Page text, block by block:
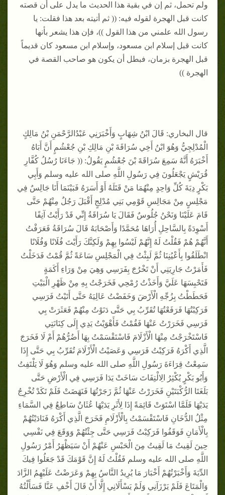
ولم تحمل، ثم إن في بقية هذا الحديث ما يدل على أن قصته
كانت قبل الهجرة لقوله فيه: (( ثم أتيته بعد هذا فقلت: يا
رسول الله علمني من هذا القول ))، فإن هذا يشعر بأنها
كانت قبل إسلام ابن مسعود، وإسلام ابن مسعود كان قديماً
قبل الهجرة بزمان، فبطل أن يكون هو صاحب القصة في
الهجرة ))
قال البخاري: قَالَ ابْنُ شِهَابٍ وَأَخْبَرَنِي عَبْدُالرَّحْمَنِ بْنُ مَالِكٍ
الْمُدْلِجِيُّ وَهُوَ ابْنُ أَخِي سُرَاقَةَ بْنِ مَالِكِ بْنِ جُعْشُمٍ أَنَّ أَبَاهُ
أَخْبَرَهُ أَنَّهُ سَمِعَ سُرَاقَةَ بْنَ جُعْشُمٍ يَقُولُ: (( جَاءَنَا رُسُلُ كُفَّارِ
قُرَيْشٍ يَجْعَلُونَ فِي رَسُولِ اللَّهِ صلى الله عليه وسلم وَأَبِي
بَكْرٍ دِيَةَ كُلِّ وَاحِدٍ مِنْهُمَا مَنْ قَتَلَهُ أَوْ أَسَرَهُ فَبَيْنَمَا أَنَا جَالِسٌ فِي
مَجْلِسٍ مِنْ مَجَالِسِ قَوْمِي بَنِي مُدْلِجٍ أَقْبَلَ رَجُلٌ مِنْهُمْ حَتَّى
قَامَ عَلَيْنَا وَنَحْنُ جُلُوسٌ فَقَالَ يَا سُرَاقَةُ إِنِّي قَدْ رَأَيْتُ آنِفًا
أَسْوِدَةً بِالسَّاحِلِ أُرَاهَا مُحَمَّدًا وَأَصْحَابَهُ قَالَ سُرَاقَةُ فَعَرَفْتُ
أَنَّهُمْ هُمْ فَقُلْتُ لَهُ إِنَّهُمْ لَيْسُوا بِهِمْ وَلَكِنَّكَ رَأَيْتَ فُلَانًا وَفُلَانًا
انْطَلَقُوا بِأَعْيُنِنَا ثُمَّ لَبِثْتُ فِي الْمَجْلِسِ سَاعَةً ثُمَّ قُمْتُ فَدَخَلْتُ
فَأَمَرْتُ جَارِيَتِي أَنْ تَخْرُجَ بِفَرَسِي وَهِيَ مِنْ وَرَاءِ أَكَمَةٍ
فَتَحْبِسَهَا عَلَيَّ وَأَخَذْتُ رُمْحِي فَخَرَجْتُ بِهِ مِنْ ظَهْرِ الْبَيْتِ
فَحَطَطْتُ بِزُجِّهِ الْأَرْضَ وَخَفَضْتُ عَالِيَهُ حَتَّى أَتَيْتُ فَرَسِي
فَرَكِبْتُهَا فَرَفَعْتُهَا تُقَرِّبُ بِي حَتَّى دَنَوْتُ مِنْهُمْ فَعَثَرَتْ بِي
فَرَسِي فَخَرَرْتُ عَنْهَا فَقُمْتُ فَأَهْوَيْتُ يَدِي إِلَى كِنَانَتِي
فَاسْتَخْرَجْتُ مِنْهَا الْأَزْلَامَ فَاسْتَقْسَمْتُ بِهَا أَضُرُّهُمْ أَمْ لَا فَخَرَجَ
الَّذِي أَكْرَهُ فَرَكِبْتُ فَرَسِي وَعَصَيْتُ الْأَزْلَامَ تُقَرِّبُ بِي حَتَّى إِذَا
سَمِعْتُ قِرَاءَةَ رَسُولِ اللَّهِ صلى الله عليه وسلم وَهُوَ لَا يَلْتَفِتُ
وَأَبُو بَكْرٍ يُكْثِرُ الِالْتِفَاتَ سَاخَتْ يَدَا فَرَسِي فِي الْأَرْضِ حَتَّى
بَلَغَتَا الرُّكْبَتَيْنِ فَخَرَرْتُ عَنْهَا ثُمَّ زَجَرْتُهَا فَنَهَضَتْ فَلَمْ تَكَدْ تُخْرِجُ
يَدَيْهَا فَلَمَّا اسْتَوَتْ قَائِمَةً إِذَا لِأَثَرِ يَدَيْهَا عُثَانٌ سَاطِعٌ فِي السَّمَاءِ
مِثْلُ الدُّخَانِ فَاسْتَقْسَمْتُ بِالْأَزْلَامِ فَخَرَجَ الَّذِي أَكْرَهُ فَنَادَيْتُهُمْ
بِالْأَمَانِ فَوَقَفُوا فَرَكِبْتُ فَرَسِي حَتَّى جِئْتُهُمْ وَوَقَعَ فِي نَفْسِي
حِينَ لَقِيتُ مَا لَقِيتُ مِنَ الْحَبْسِ عَنْهُمْ أَنْ سَيَظْهَرُ أَمْرُ رَسُولِ
اللَّهِ صلى الله عليه وسلم فَقُلْتُ لَهُ إِنَّ قَوْمَكَ قَدْ جَعَلُوا فِيكَ
الدِّيَةَ وَأَخْبَرْتُهُمْ أَخْبَارَ مَا يُرِيدُ النَّاسُ بِهِمْ وَعَرَضْتُ عَلَيْهِمُ الزَّادَ
وَالْمَتَاعَ فَلَمْ يَرْزَآنِي وَلَمْ يَسْأَلَانِي إِلَّا أَنْ قَالَ أَخْفِ عَنَّا فَسَأَلْتُهُ